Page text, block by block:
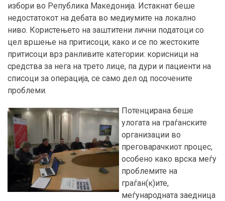
избори во Република Македонија. Истакнат беше
недостатокот на дебата во медиумите на локално
ниво. Користењето на заштитени лични податоци со
цел вршење на притисоци, како и се по жестоките
притисоци врз ранливите категории: корисници на
средства за нега на трето лице, па дури и пациенти на
списоци за операција, се само дел од посочените
проблеми.
Потенцирана беше
улогата на граѓанските
организации во
преговарачкиот процес,
особено како врска меѓу
проблемите на
граѓан(к)ите,
меѓународната заедница